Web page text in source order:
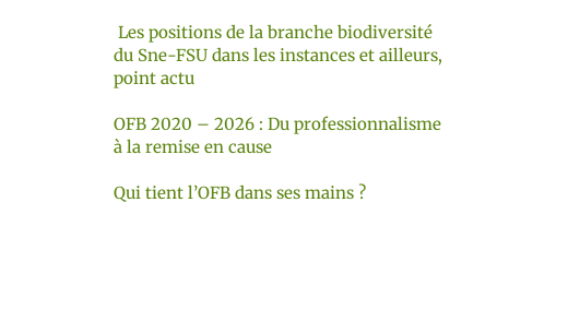
Les positions de la branche biodiversité
du Sne-FSU dans les instances et ailleurs,
point actu
OFB 2020 – 2026 : Du professionnalisme
à la remise en cause
Qui tient l’OFB dans ses mains ?